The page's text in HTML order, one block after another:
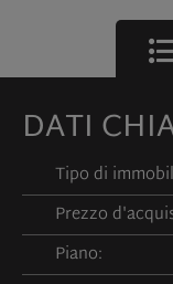
DATI
Tipo di
Prezzo
Piano: